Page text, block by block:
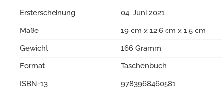
Ersterscheinung
04. Juni 2021
Maße
19 cm x 12.6 cm x 1.5 cm
Gewicht
166 Gramm
Format
Taschenbuch
ISBN-13
9783968460581